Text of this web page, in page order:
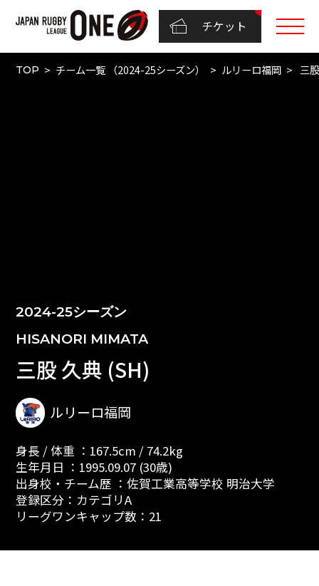
チケット
TOP チーム一覧 （2024-25シーズン） ルリーロ福岡 三
2024-25シーズン
HISANORI MIMATA
三股 久典 (SH)
ルリーロ福岡
身長 / 体重 ：167.5cm / 74.2kg
生年月日 ：1995.09.07 (30歳)
出身校・チーム歴 ：佐賀工業高等学校 明治大学
登録区分：カテゴリA
リーグワンキャップ数：21